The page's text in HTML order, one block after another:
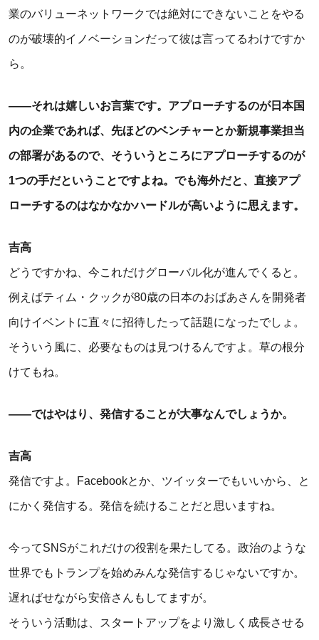
業のバリューネットワークでは絶対にできないことをやる
のが破壊的イノベーションだって彼は言ってるわけですか
ら。
――それは嬉しいお言葉です。アプローチするのが日本国
内の企業であれば、先ほどのベンチャーとか新規事業担当
の部署があるので、そういうところにアプローチするのが
1つの手だということですよね。でも海外だと、直接アプ
ローチするのはなかなかハードルが高いように思えます。
吉高
どうですかね、今これだけグローバル化が進んでくると。
例えばティム・クックが80歳の日本のおばあさんを開発者
向けイベントに直々に招待したって話題になったでしょ。
そういう風に、必要なものは見つけるんですよ。草の根分
けてもね。
――ではやはり、発信することが大事なんでしょうか。
吉高
発信ですよ。Facebookとか、ツイッターでもいいから、と
にかく発信する。発信を続けることだと思いますね。
今ってSNSがこれだけの役割を果たしてる。政治のような
世界でもトランプを始めみんな発信するじゃないですか。
遅ればせながら安倍さんもしてますが。
そういう活動は、スタートアップをより激しく成長させる